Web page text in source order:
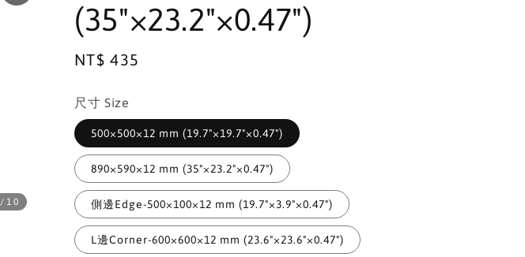
/10
(35"×23.2"×0.47")
Regular
NT$ 435
尺寸 Size
500×500×12 mm (19.7"×19.7"×0.47")
890×590×12 mm (35"×23.2"×0.47")
側邊Edge-500×100×12 mm (19.7"×3.9"×0.47")
L邊Corner-600×600×12 mm (23.6"×23.6"×0.47")